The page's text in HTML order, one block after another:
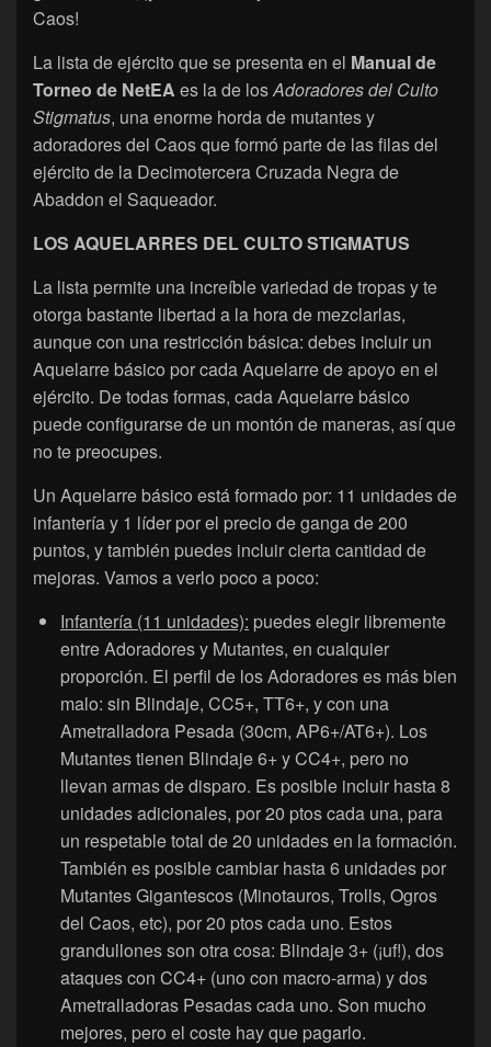
Caos!
La lista de ejército que se presenta en el Manual de
Torneo de NetEA es la de losAdoradores del Culto
Stigmatus, una enorme horda de mutantes y
adoradores del Caos que formó parte de las filas del
ejército de la Decimotercera Cruzada Negra de
Abaddon el Saqueador.
LOS AQUELARRES DEL CULTO STIGMATUS
La lista permite una increíble variedad de tropas y te
otorga bastante libertad a la hora de mezclarlas,
aunque con una restricción básica: debes incluir un
Aquelarre básico por cada Aquelarre de apoyo en el
ejército. De todas formas, cada Aquelarre básico
puede configurarse de un montón de maneras, así que
no te preocupes.
Un Aquelarre básico está formado por: 11 unidades de
infantería y 1 líder por el precio de ganga de 200
puntos, y también puedes incluir cierta cantidad de
mejoras. Vamos a verlo poco a poco:
Infantería (11 unidades): puedes elegir libremente
entre Adoradores y Mutantes, en cualquier
proporción. El perfil de los Adoradores es más bien
malo: sin Blindaje, CC5+, TT6+, y con una
Ametralladora Pesada (30cm, AP6+/AT6+). Los
Mutantes tienen Blindaje 6+ y CC4+, pero no
llevan armas de disparo. Es posible incluir hasta 8
unidades adicionales, por 20 ptos cada una, para
un respetable total de 20 unidades en la formación.
También es posible cambiar hasta 6 unidades por
Mutantes Gigantescos (Minotauros, Trolls, Ogros
del Caos, etc), por 20 ptos cada uno. Estos
grandullones son otra cosa: Blindaje 3+ (¡uf!), dos
ataques con CC4+ (uno con macro-arma) y dos
Ametralladoras Pesadas cada uno. Son mucho
mejores, pero el coste hay que pagarlo.